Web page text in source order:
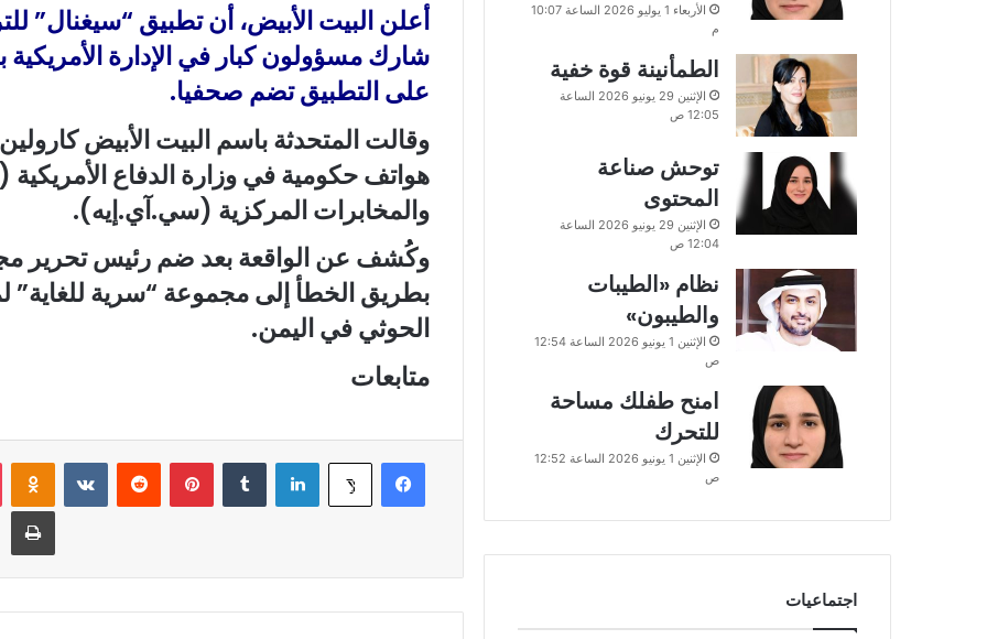
أعلن البيت الأبيض، أن تطبيق “سيغنال”
شارك مسؤولون كبار في الإدارة
على التطبيق تضم صحفيا.
وقالت المتحدثة باسم البيت الأبيض
هواتف حكومية في وزارة الدفاع الأمريكية
والمخابرات المركزية (سي.آي.إيه).
وكُشف عن الواقعة بعد ضم رئيس تحرير
بطريق الخطأ إلى مجموعة “سرية للغاية”
الحوثي في اليمن.
متابعات
فيسبوك ‫X لينكدإن بينتيريست
الأربعاء 1 يوليو 2026 الساعة 10:07
م
الطمأنينة قوة خفية
الإثنين 29 يونيو 2026 الساعة
12:05 ص
توحش صناعة
المحتوى
الإثنين 29 يونيو 2026 الساعة
12:04 ص
نظام «الطيبات
والطيبون»
الإثنين 1 يونيو 2026 الساعة 12:54
ص
امنح طفلك مساحة
للتحرك
الإثنين 1 يونيو 2026 الساعة 12:52
ص
اجتماعيات